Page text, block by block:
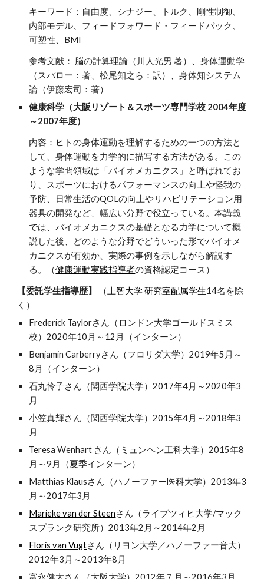
キーワード：自由度、シナジー、トルク、剛性制御、
内部モデル、フィードフォワード・フィードバック、
可塑性、BMI
参考文献： 脳の計算理論（川人光男 著）、身体運動学
（スパロー：著、松尾知之ら：訳）、身体知システム
論（伊藤宏司：著）
健康科学（大阪リゾート＆スポーツ専門学校 2004年度
～2007年度）
内容：ヒトの身体運動を理解するための一つの方法と
して、身体運動を力学的に描写する方法がある。この
ような学問領域は「バイオメカニクス」と呼ばれてお
り、スポーツにおけるパフォーマンスの向上や怪我の
予防、日常生活のQOLの向上やリハビリテーション用
器具の開発など、幅広い分野で役立っている。本講義
では、バイオメカニクスの基礎となる力学について概
説した後、どのような分野でどういった形でバイオメ
カニクスが有効か、実際の事例を示しながら解説す
る。（健康運動実践指導者の資格認定コース）
【委託学生指導歴】 （ 上智大学 研究室配属学生14名を除
く）
Frederick Taylorさん（ロンドン大学ゴールドスミス
校）2020年10月～12月（インターン）
Benjamin Carberryさん（フロリダ大学）2019年5月～
8月（インターン）
石丸怜子さん（関西学院大学）2017年4月～2020年3
月
小笠真輝さん（関西学院大学）2015年4月～2018年3
月
Teresa Wenhart さん（ミュンヘン工科大学）2015年8
月～9月（夏季インターン）
Matthias Klausさん（ハノーファー医科大学）2013年3
月～2017年3月
Marieke van der Steenさん（ライプツィヒ大学/マック
スプランク研究所）2013年2月～2014年2月
Floris van Vugtさん（リヨン大学／ハノーファー音大）
2012年3月～2013年8月
富永健太さん（大阪大学）2012年７月～2016年3月